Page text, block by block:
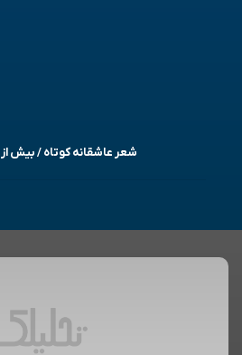
شعر عاشقانه کوتاه / بیش از ۷۰ شعر زیبا